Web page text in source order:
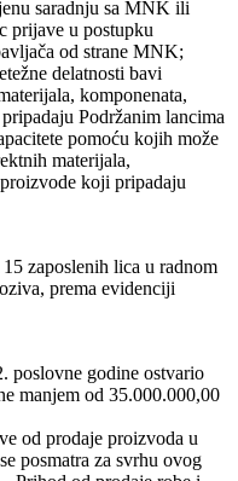
saradnju sa MNK ili
prijave u postupku
od strane MNK;
delatnosti bavi
komponenata,
Podržanim lancima
pomoću kojih može
materijala,
koji pripadaju
zaposlenih lica u radnom
prema evidenciji
poslovne godine ostvario
manjem od 35.000.000,00
od prodaje proizvoda u
posmatra za svrhu ovog